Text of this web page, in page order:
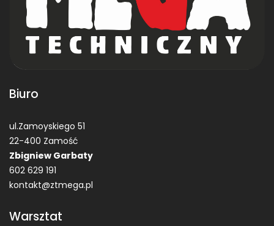
Biuro
ul.Zamoyskiego 51
22-400 Zamość
Zbigniew Garbaty
602 629 191
kontakt@ztmega.pl
Warsztat